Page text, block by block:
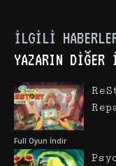
İLGILI
YAZARIN DIĞER
Full Oyun İndir